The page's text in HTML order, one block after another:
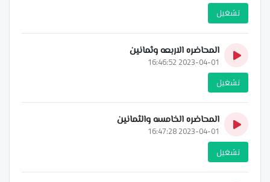
تشغيل
المحاضره الاربعه وثمانين
2023-04-01 16:46:52
تشغيل
المحاضره الخامسه والثمانين
2023-04-01 16:47:28
تشغيل